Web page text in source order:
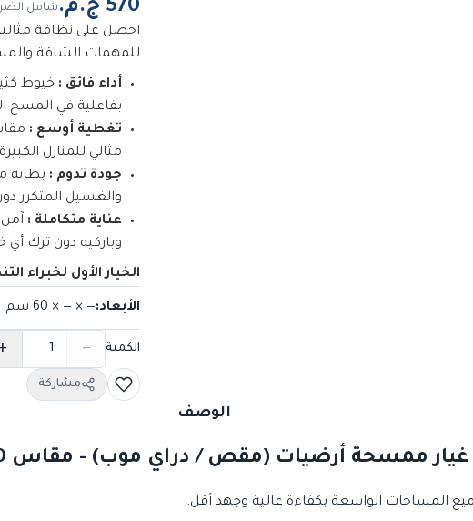
شامل
احصل على نظافة
للمهمات الشاقة
أداء فائق : خيوط
بفاعلية في المسح
تغطية أوسع :
مثالي للمنازل
جودة تدوم : بطانة
والغسيل المتكرر
عناية متكاملة :
وباركيه دون ترك
الخيار الأول لخبراء
الأبعاد:
— × — × 60 سم
الكمية −
مشاركة
الوصف
غيار ممسحة أرضيات (مقص / دراي موب) - مقاس 60 سم
المساحات الواسعة بكفاءة عالية وجهد أقل.